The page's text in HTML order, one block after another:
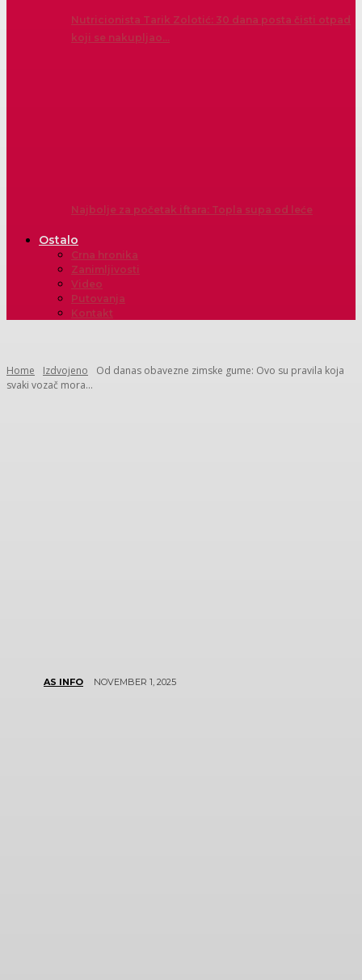
Nutricionista Tarik Zolotić: 30 dana posta čisti otpad
koji se nakupljao…
Najbolje za početak iftara: Topla supa od leće
Ostalo
Crna hronika
Zanimljivosti
Video
Putovanja
Kontakt
Home Izdvojeno
Od danas obavezne zimske gume: Ovo su pravila koja
svaki vozač mora...
AS INFO NOVEMBER 1, 2025